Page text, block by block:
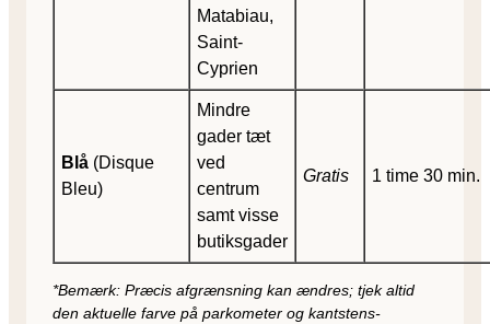
Matabiau,
Saint-
Cyprien
Blå (Disque
Bleu)
Mindre
gader tæt
ved
centrum
samt visse
butiksgader
Gratis 1 time 30 min.
*Bemærk: Præcis afgrænsning kan ændres; tjek altid
den aktuelle farve på parkometer og kantstens­